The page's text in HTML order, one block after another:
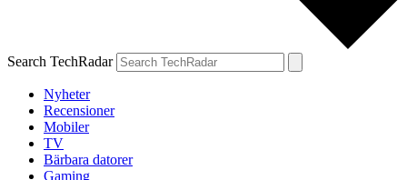
Search TechRadar
Nyheter
Recensioner
Mobiler
TV
Bärbara datorer
Gaming